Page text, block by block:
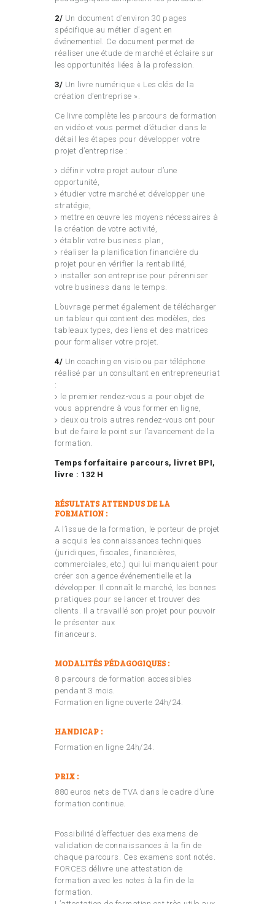
2/ Un document d’environ 30 pages
spécifique au métier d’agent en
événementiel. Ce document permet de
réaliser une étude de marché et éclaire sur
les opportunités liées à la profession.
3/ Un livre numérique « Les clés de la
création d’entreprise ».
Ce livre complète les parcours de formation
en vidéo et vous permet d’étudier dans le
détail les étapes pour développer votre
projet d’entreprise :
définir votre projet autour d’une
opportunité,
étudier votre marché et développer une
stratégie,
mettre en œuvre les moyens nécessaires à
la création de votre activité,
établir votre business plan,
réaliser la planification financière du
projet pour en vérifier la rentabilité,
installer son entreprise pour pérenniser
votre business dans le temps.
L’ouvrage permet également de télécharger
un tableur qui contient des modèles, des
tableaux types, des liens et des matrices
pour formaliser votre projet.
4/ Un coaching en visio ou par téléphone
réalisé par un consultant en entrepreneuriat
:
le premier rendez-vous a pour objet de
vous apprendre à vous former en ligne,
deux ou trois autres rendez-vous ont pour
but de faire le point sur l’avancement de la
formation.
Temps forfaitaire parcours, livret BPI,
livre : 132 H
RÉSULTATS ATTENDUS DE LA
FORMATION :
A l’issue de la formation, le porteur de projet
a acquis les connaissances techniques
(juridiques, fiscales, financières,
commerciales, etc.) qui lui manquaient pour
créer son agence événementielle et la
développer. Il connaît le marché, les bonnes
pratiques pour se lancer et trouver des
clients. Il a travaillé son projet pour pouvoir
le présenter aux
financeurs.
MODALITÉS PÉDAGOGIQUES :
8 parcours de formation accessibles
pendant 3 mois.
Formation en ligne ouverte 24h/24.
HANDICAP :
Formation en ligne 24h/24.
PRIX :
880 euros nets de TVA dans le cadre d’une
formation continue.
Possibilité d’effectuer des examens de
validation de connaissances à la fin de
chaque parcours. Ces examens sont notés.
FORCES délivre une attestation de
formation avec les notes à la fin de la
formation.